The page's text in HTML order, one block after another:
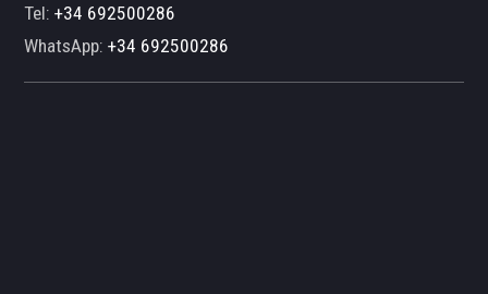
Tel:+34 692500286
WhatsApp:+34 692500286